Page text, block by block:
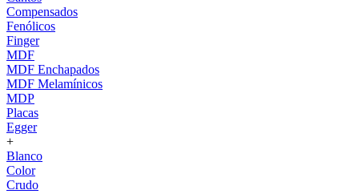
Compensados
Fenólicos
Finger
MDF
MDF Enchapados
MDF Melamínicos
MDP
Placas
Egger
+
Blanco
Color
Crudo